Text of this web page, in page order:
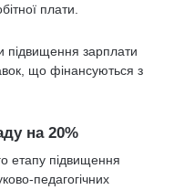
плати.
підвищення зарплати
що фінансуються з
на 20%
етапу підвищення
педагогічних